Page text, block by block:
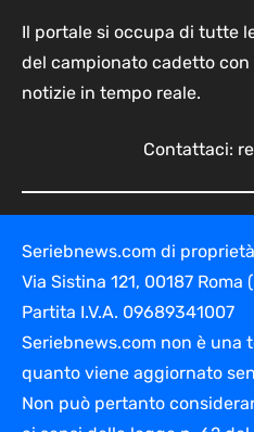
Il portale si occupa di tutte
del campionato cadetto
notizie in tempo reale.
Contattaci:
Seriebnews.com di proprietà
Via Sistina 121, 00187 Roma
Partita I.V.A. 09689341007
Seriebnews.com non è una
quanto viene aggiornato
Non può pertanto